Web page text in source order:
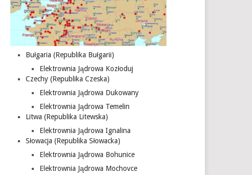
Bułgaria (Republika Bułgarii)
Elektrownia Jądrowa Kozłoduj
Czechy (Republika Czeska)
Elektrownia Jądrowa Dukowany
Elektrownia Jądrowa Temelin
Litwa (Republika Litewska)
Elektrownia Jądrowa Ignalina
Słowacja (Republika Słowacka)
Elektrownia Jądrowa Bohunice
Elektrownia Jądrowa Mochovce